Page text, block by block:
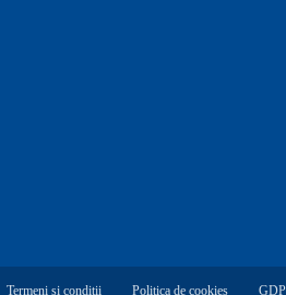
Termeni și condiții Politica de cookies